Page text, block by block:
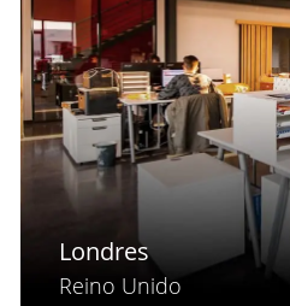
Londres
Reino Unido